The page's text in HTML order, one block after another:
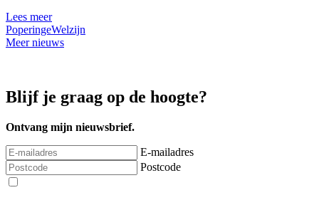
Lees meer
PoperingeWelzijn
Meer nieuws
Blijf je graag op de hoogte?
Ontvang mijn nieuwsbrief.
E-mailadres
Postcode